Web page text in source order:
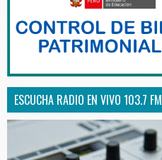
ESCUCHA RADIO EN VIVO 103.7 FM